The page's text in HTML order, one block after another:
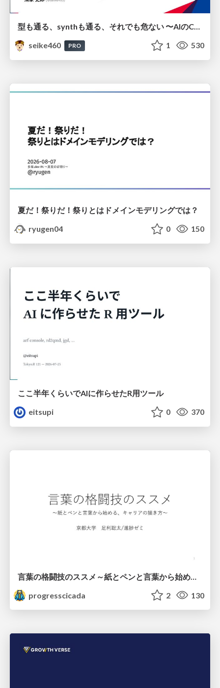
型も通る、synthも通る、それでも危ない 〜AIのCDKの権限とコストを機械で検証する〜 / It Passes Type Checks, It Passes Synth Checks, but It’s Still Risky — Automatically Verifying Permissions and Costs in AI’s CDK —
seike460
PRO 1 530
夏だ！祭りだ！祭りとはドメインモデリングでは？
ryugen04
0 150
ここ半年くらいでAIに作らせたR用ツール
eitsupi
0 370
progresscicada
2 130